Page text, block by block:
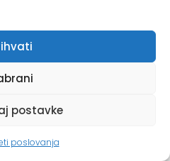
postavke
poslovanja